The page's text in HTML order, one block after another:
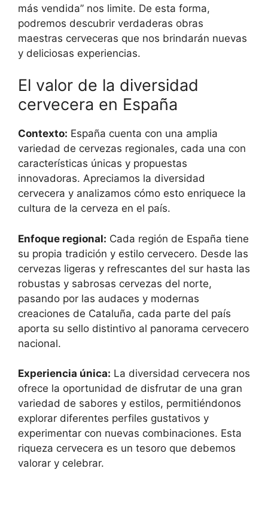
más vendida” nos limite. De esta forma,
podremos descubrir verdaderas obras
maestras cerveceras que nos brindarán nuevas
y deliciosas experiencias.
El valor de la diversidad
cervecera en España
Contexto: España cuenta con una amplia
variedad de cervezas regionales, cada una con
características únicas y propuestas
innovadoras. Apreciamos la diversidad
cervecera y analizamos cómo esto enriquece la
cultura de la cerveza en el país.
Enfoque regional: Cada región de España tiene
su propia tradición y estilo cervecero. Desde las
cervezas ligeras y refrescantes del sur hasta las
robustas y sabrosas cervezas del norte,
pasando por las audaces y modernas
creaciones de Cataluña, cada parte del país
aporta su sello distintivo al panorama cervecero
nacional.
Experiencia única: La diversidad cervecera nos
ofrece la oportunidad de disfrutar de una gran
variedad de sabores y estilos, permitiéndonos
explorar diferentes perfiles gustativos y
experimentar con nuevas combinaciones. Esta
riqueza cervecera es un tesoro que debemos
valorar y celebrar.